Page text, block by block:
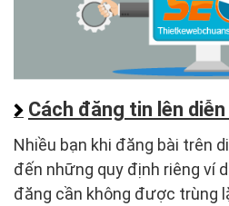
Cách đăng tin lên
Nhiều bạn khi đăng bài trên
đến những quy định riêng ví
đăng cần không được trùng